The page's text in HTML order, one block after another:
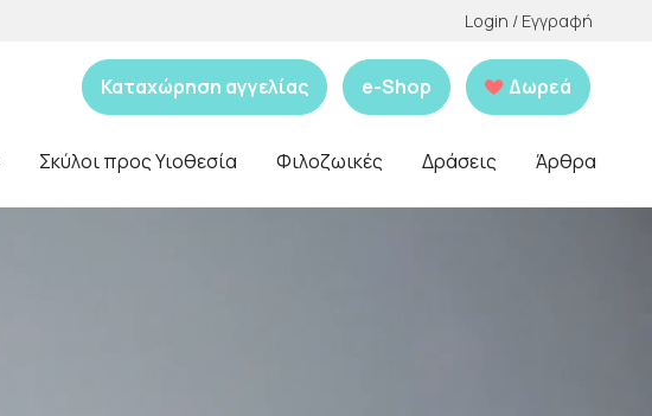
Login / Εγγραφή
Καταχώρηση αγγελίας e-Shop Δωρεά
Σκύλοι προς Υιοθεσία Φιλοζωικές Δράσεις Άρθρα